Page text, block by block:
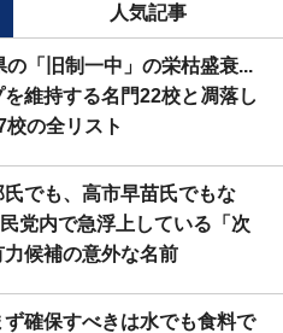
人気記事
の「旧制一中」の栄枯盛衰...
維持する名門22校と凋落し
校の全リスト
でも、高市早苗氏でもな
党内で急浮上している「次
候補の意外な名前
ず確保すべきは水でも食料で